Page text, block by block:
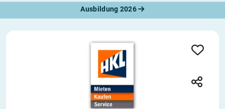
Ausbildung 2026